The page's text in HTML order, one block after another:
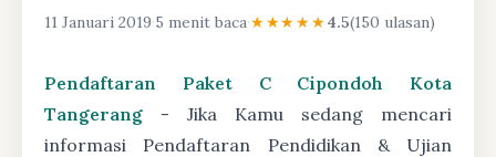
11 Januari 2019·5 menit baca·★★★★★4.5(150 ulasan)
Pendaftaran Paket C Cipondoh Kota
Tangerang - Jika Kamu sedang mencari
informasi Pendaftaran Pendidikan & Ujian